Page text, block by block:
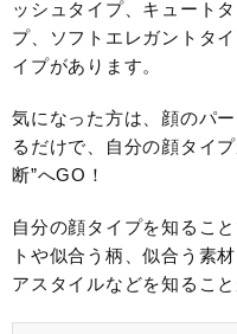
ッシュタイプ、キュート
プ、ソフトエレガントタ
イプがあります。
気になった方は、顔のパ
るだけで、自分の顔タイ
断”へGO！
自分の顔タイプを知るこ
トや似合う柄、似合う素
アスタイルなどを知るこ